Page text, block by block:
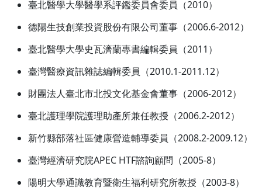
臺北醫學大學醫學系評鑑委員會委員（2010）
德陽生技創業投資股份有限公司董事（2006.6-2012）
臺北醫學大學史瓦濟蘭專書編輯委員（2011）
臺灣醫療資訊雜誌編輯委員（2010.1-2011.12）
財團法人臺北市北投文化基金會董事（2006-2012）
臺北護理學院護理助產所兼任教授（2006.2-2012）
新竹縣部落社區健康營造輔導委員（2008.2-2009.12）
臺灣經濟研究院APEC HTF諮詢顧問（2005-8）
陽明大學通識教育暨衛生福利研究所教授（2003-8）